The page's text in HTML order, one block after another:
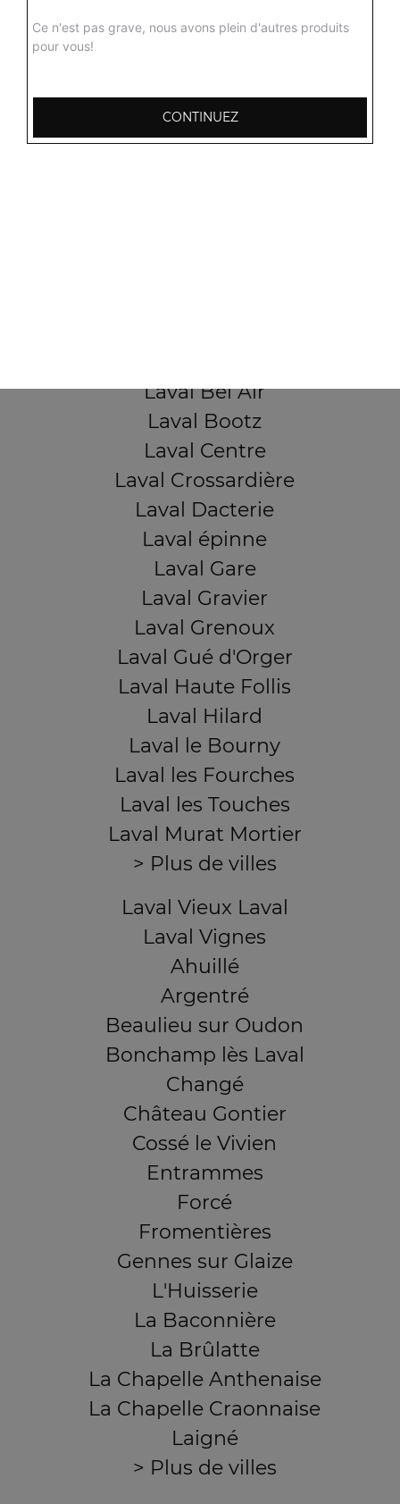
Laval Bel Air
Laval Bootz
Laval Centre
Laval Crossardière
Laval Dacterie
Laval épinne
Laval Gare
Laval Gravier
Laval Grenoux
Laval Gué d'Orger
Laval Haute Follis
Laval Hilard
Laval le Bourny
Laval les Fourches
Laval les Touches
Laval Murat Mortier
> Plus de villes
Laval Vieux Laval
Laval Vignes
Ahuillé
Argentré
Beaulieu sur Oudon
Bonchamp lès Laval
Changé
Château Gontier
Cossé le Vivien
Entrammes
Forcé
Fromentières
Gennes sur Glaize
L'Huisserie
La Baconnière
La Brûlatte
La Chapelle Anthenaise
La Chapelle Craonnaise
Laigné
> Plus de villes
Ce n'est pas grave, nous avons plein d'autres produits
pour vous!
CONTINUEZ